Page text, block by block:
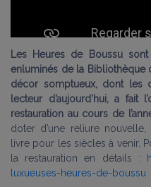
Les Heures de Boussu
enluminés de la Bibliothèque
décor somptueux, dont les
lecteur d’aujourd’hui, a fait
restauration au cours de
doter d’une reliure
livre pour les siècles à venir.
la restauration en détails :
luxueuses-heures-de-boussu